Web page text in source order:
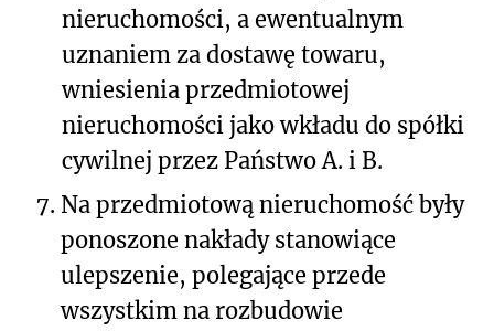
nieruchomości, a ewentualnym
uznaniem za dostawę towaru,
wniesienia przedmiotowej
nieruchomości jako wkładu do spółki
cywilnej przez Państwo A. i B.
7. Na przedmiotową nieruchomość były
ponoszone nakłady stanowiące
ulepszenie, polegające przede
wszystkim na rozbudowie